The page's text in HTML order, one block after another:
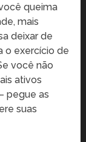
queima
mais
deixar de
o exercício de
você não
ativos
pegue as
suas